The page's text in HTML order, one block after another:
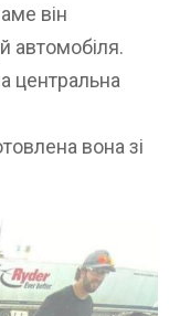
він
автомобіля.
центральна
вона зі